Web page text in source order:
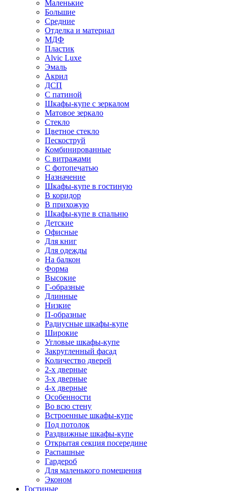
Маленькие
Большие
Средние
Отделка и материал
МДФ
Пластик
Alvic Luxe
Эмаль
Акрил
ДСП
С патиной
Шкафы-купе с зеркалом
Матовое зеркало
Стекло
Цветное стекло
Пескоструй
Комбинированные
С витражами
С фотопечатью
Назначение
Шкафы-купе в гостиную
В коридор
В прихожую
Шкафы-купе в спальню
Детские
Офисные
Для книг
Для одежды
На балкон
Форма
Высокие
Г-образные
Длинные
Низкие
П-образные
Радиусные шкафы-купе
Широкие
Угловые шкафы-купе
Закругленный фасад
Количество дверей
2-х дверные
3-х дверные
4-х дверные
Особенности
Во всю стену
Встроенные шкафы-купе
Под потолок
Раздвижные шкафы-купе
Открытая секция посередине
Распашные
Гардероб
Для маленького помещения
Эконом
Гостиные